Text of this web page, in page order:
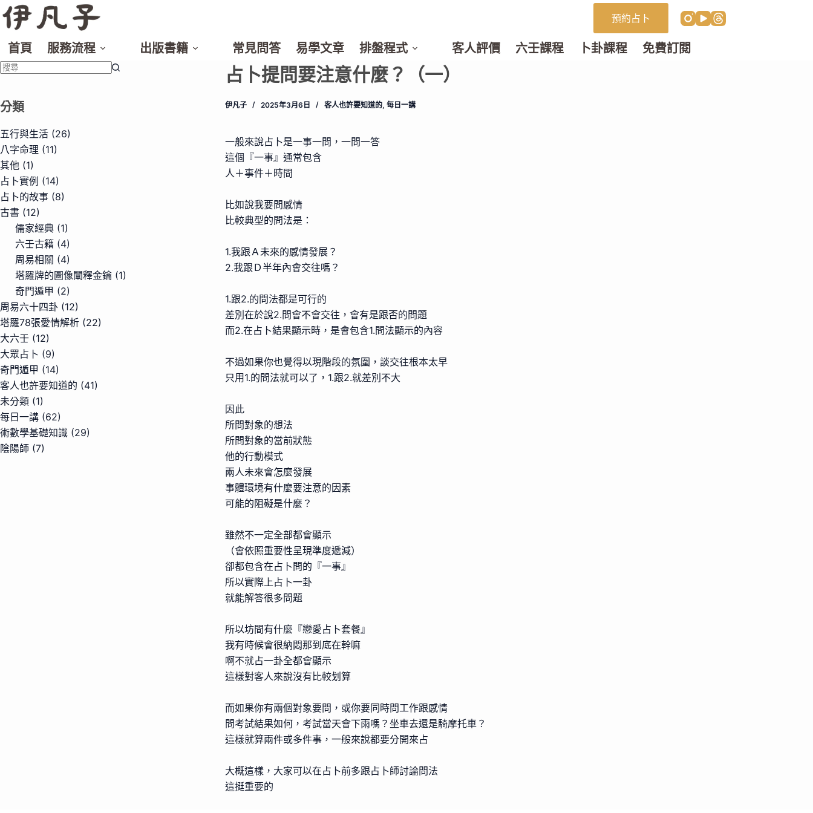
跳
至
內
預約占卜
首頁 服務流程 出版書籍 常見問答 易學文章 排盤程式 客人評價 六壬課程 卜卦課程 免費訂閱
占卜提問要注意什麼？（一）
伊凡子 2025年3月6日 客人也許要知道的, 每日一講
一般來說占卜是一事一問，一問一答
這個『一事』通常包含
人＋事件＋時間
比如說我要問感情
比較典型的問法是：
1.我跟Ａ未來的感情發展？
2.我跟Ｄ半年內會交往嗎？
1.跟2.的問法都是可行的
差別在於說2.問會不會交往，會有是跟否的問題
而2.在占卜結果顯示時，是會包含1.問法顯示的內容
不過如果你也覺得以現階段的氛圍，談交往根本太早
只用1.的問法就可以了，1.跟2.就差別不大
因此
所問對象的想法
所問對象的當前狀態
他的行動模式
兩人未來會怎麼發展
事體環境有什麼要注意的因素
可能的阻礙是什麼？
雖然不一定全部都會顯示
（會依照重要性呈現準度遞減）
卻都包含在占卜問的『一事』
所以實際上占卜一卦
就能解答很多問題
所以坊間有什麼『戀愛占卜套餐』
我有時候會很納悶那到底在幹嘛
啊不就占一卦全都會顯示
這樣對客人來說沒有比較划算
而如果你有兩個對象要問，或你要同時問工作跟感情
問考試結果如何，考試當天會下雨嗎？坐車去還是騎摩托車？
這樣就算兩件或多件事，一般來說都要分開來占
大概這樣，大家可以在占卜前多跟占卜師討論問法
這挺重要的
不
到
符
合
條
件
的
結
分類
五行與生活 (26)
八字命理 (11)
其他 (1)
占卜實例 (14)
占卜的故事 (8)
古書 (12)
儒家經典 (1)
六壬古籍 (4)
周易相關 (4)
塔羅牌的圖像闡釋金鑰 (1)
奇門遁甲 (2)
周易六十四卦 (12)
塔羅78張愛情解析 (22)
大六壬 (12)
大眾占卜 (9)
奇門遁甲 (14)
客人也許要知道的 (41)
未分類 (1)
每日一講 (62)
術數學基礎知識 (29)
陰陽師 (7)